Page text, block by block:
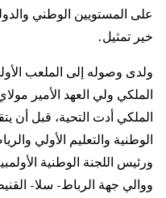
على المستويين الوطني
خير تمثيل.
ولدى وصوله إلى الملعب
الملكي ولي العهد الأمير
الملكي أدت التحية، قبل أن
الوطنية والتعليم الأولي
ورئيس اللجنة الوطنية
ووالي جهة الرباط- سلا-